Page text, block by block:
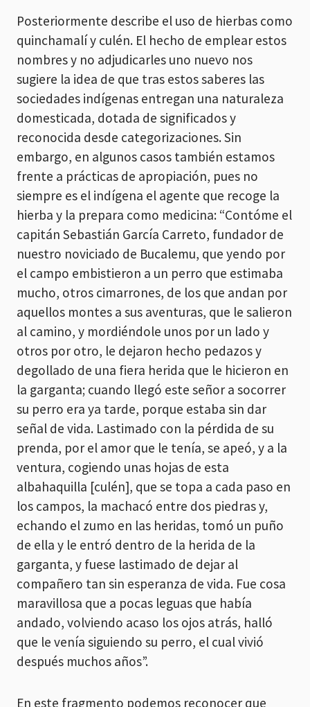
Posteriormente describe el uso de hierbas como
quinchamalí y culén. El hecho de emplear estos
nombres y no adjudicarles uno nuevo nos
sugiere la idea de que tras estos saberes las
sociedades indígenas entregan una naturaleza
domesticada, dotada de significados y
reconocida desde categorizaciones. Sin
embargo, en algunos casos también estamos
frente a prácticas de apropiación, pues no
siempre es el indígena el agente que recoge la
hierba y la prepara como medicina: “Contóme el
capitán Sebastián García Carreto, fundador de
nuestro noviciado de Bucalemu, que yendo por
el campo embistieron a un perro que estimaba
mucho, otros cimarrones, de los que andan por
aquellos montes a sus aventuras, que le salieron
al camino, y mordiéndole unos por un lado y
otros por otro, le dejaron hecho pedazos y
degollado de una fiera herida que le hicieron en
la garganta; cuando llegó este señor a socorrer
su perro era ya tarde, porque estaba sin dar
señal de vida. Lastimado con la pérdida de su
prenda, por el amor que le tenía, se apeó, y a la
ventura, cogiendo unas hojas de esta
albahaquilla [culén], que se topa a cada paso en
los campos, la machacó entre dos piedras y,
echando el zumo en las heridas, tomó un puño
de ella y le entró dentro de la herida de la
garganta, y fuese lastimado de dejar al
compañero tan sin esperanza de vida. Fue cosa
maravillosa que a pocas leguas que había
andado, volviendo acaso los ojos atrás, halló
que le venía siguiendo su perro, el cual vivió
después muchos años”.
En este fragmento podemos reconocer que